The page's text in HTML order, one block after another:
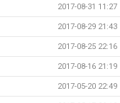
2017-08-31 11:27
2017-08-29 21:43
2017-08-25 22:16
2017-08-16 21:19
2017-05-20 22:49